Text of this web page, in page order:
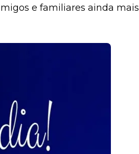
e familiares ainda mais